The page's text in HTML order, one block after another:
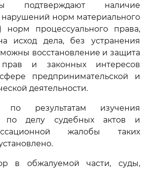
подтверждают наличие
норм материального
процессуального права,
исход дела, без устранения
восстановление и защита
и законных интересов
предпринимательской и
деятельности.
результатам изучения
по делу судебных актов и
жалобы таких
в обжалуемой части, суды,